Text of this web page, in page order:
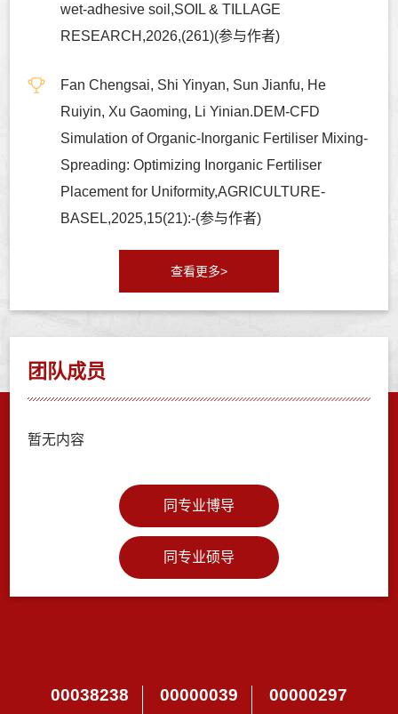
wet-adhesive soil,SOIL & TILLAGE
RESEARCH,2026,(261)(参与作者)
Fan Chengsai, Shi Yinyan, Sun Jianfu, He
Ruiyin, Xu Gaoming, Li Yinian.DEM-CFD
Simulation of Organic-Inorganic Fertiliser Mixing-
Spreading: Optimizing Inorganic Fertiliser
Placement for Uniformity,AGRICULTURE-
BASEL,2025,15(21):-(参与作者)
查看更多>
团队成员
暂无内容
同专业博导
同专业硕导
00038238 00000039 00000297